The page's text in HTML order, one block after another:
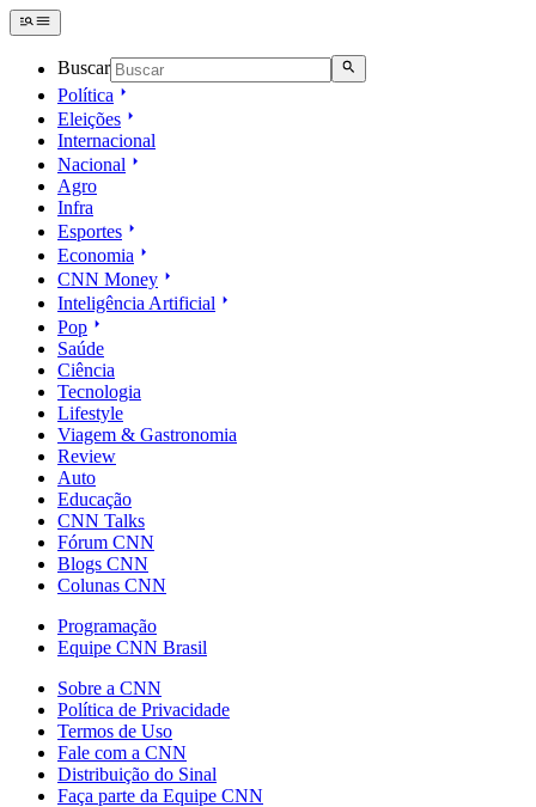
Buscar
Política
Eleições
Internacional
Nacional
Agro
Infra
Esportes
Economia
CNN Money
Inteligência Artificial
Pop
Saúde
Ciência
Tecnologia
Lifestyle
Viagem & Gastronomia
Review
Auto
Educação
CNN Talks
Fórum CNN
Blogs CNN
Colunas CNN
Programação
Equipe CNN Brasil
Sobre a CNN
Política de Privacidade
Termos de Uso
Fale com a CNN
Distribuição do Sinal
Faça parte da Equipe CNN